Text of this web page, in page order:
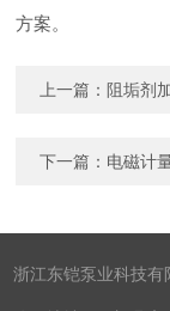
方案。
上一篇： 阻垢剂
下一篇： 电磁计
浙江东铠泵业科技有